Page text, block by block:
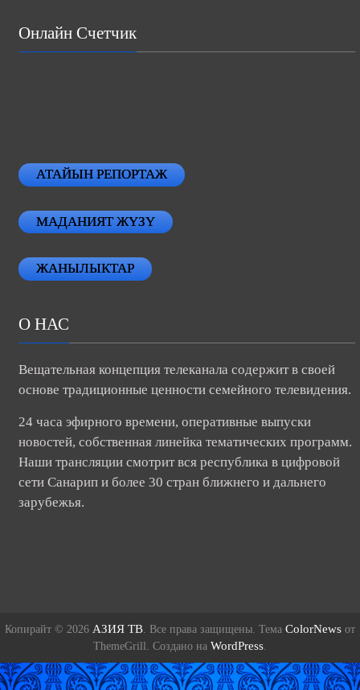
Онлайн Счетчик
АТАЙЫН РЕПОРТАЖ
МАДАНИЯТ ЖҮЗҮ
ЖАНЫЛЫКТАР
О НАС
Вещательная концепция телеканала содержит в своей
основе традиционные ценности семейного телевидения.
24 часа эфирного времени, оперативные выпуски
новостей, собственная линейка тематических программ.
Наши трансляции смотрит вся республика в цифровой
сети Санарип и более 30 стран ближнего и дальнего
зарубежья.
Копирайт © 2026 АЗИЯ ТВ . Все права защищены. Тема ColorNews от
ThemeGrill. Создано на WordPress